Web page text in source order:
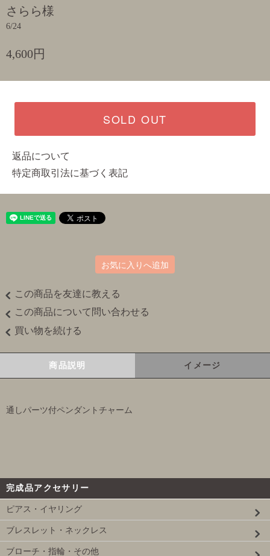
さらら様
6/24
4,600円
SOLD OUT
返品について
特定商取引法に基づく表記
お気に入りへ追加
この商品を友達に教える
この商品について問い合わせる
買い物を続ける
商品説明 イメージ
通しパーツ付ペンダントチャーム
完成品アクセサリー
ピアス・イヤリング
ブレスレット・ネックレス
ブローチ・指輪・その他